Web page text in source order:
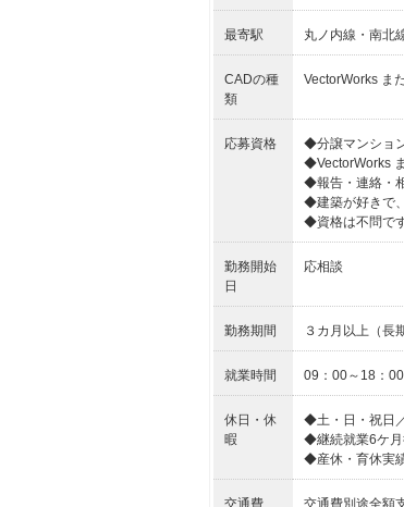
最寄駅 丸ノ内線・南北
CADの種
類
VectorWorks ま
応募資格
◆分譲マンショ
◆VectorWorks
◆報告・連絡・
◆建築が好きで
◆資格は不問で
勤務開始
日
応相談
勤務期間 ３カ月以上（長
就業時間 09：00～18：
休日・休
暇
◆土・日・祝日
◆継続就業6ケ月
◆産休・育休実
交通費 交通費別途全額